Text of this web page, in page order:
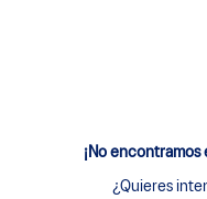
¡No
¿Quieres